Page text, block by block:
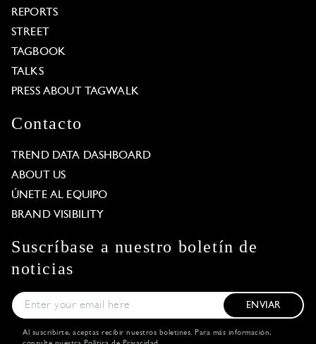
REPORTS
STREET
TAGBOOK
TALKS
PRESS ABOUT TAGWALK
Contacto
TREND DATA DASHBOARD
ABOUT US
ÚNETE AL EQUIPO
BRAND VISIBILITY
Suscríbase a nuestro boletín de
noticias
ENVIAR
Al suscribirte, aceptas recibir nuestros boletines. Para más información,